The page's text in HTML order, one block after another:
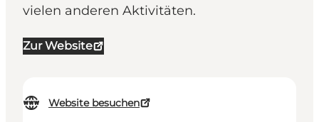
vielen anderen Aktivitäten.
Zur Website
Website besuchen